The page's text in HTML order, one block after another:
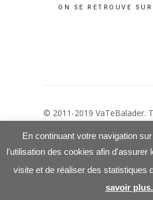
ON SE RETROUVE
© 2011-2019 VaTeBalader.
En continuant votre navigation
l'utilisation des cookies afin d'assurer
visite et de réaliser des statistiques
savoir